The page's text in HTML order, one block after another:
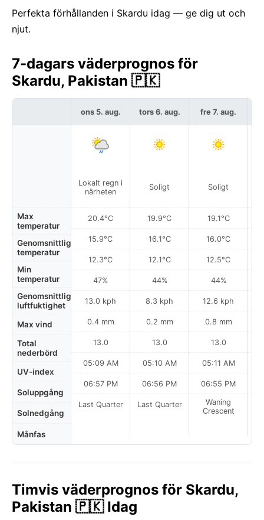
Perfekta förhållanden i Skardu idag — ge dig ut och
njut.
7-dagars väderprognos för
Skardu, Pakistan 🇵🇰
Max
temperatur
Genomsnittlig
temperatur
Min
temperatur
Genomsnittlig
luftfuktighet
Max vind
Total
nederbörd
UV-index
Soluppgång
Solnedgång
Månfas
ons 5. aug.
Lokalt regn i
närheten
20.4°C
15.9°C
12.3°C
47%
13.0 kph
0.4 mm
13.0
05:09 AM
06:57 PM
Last Quarter
tors 6. aug.
Soligt
19.9°C
16.1°C
12.1°C
44%
8.3 kph
0.2 mm
13.0
05:10 AM
06:56 PM
Last Quarter
fre 7. aug.
Soligt
19.1°C
16.0°C
12.5°C
44%
12.6 kph
0.8 mm
13.0
05:11 AM
06:55 PM
Waning
Crescent
Timvis väderprognos för Skardu,
Pakistan 🇵🇰 Idag